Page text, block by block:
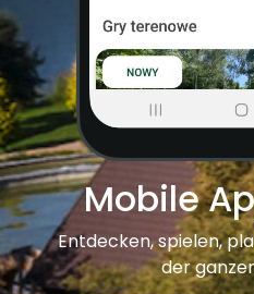
Mobile
Entdecken, spielen,
der